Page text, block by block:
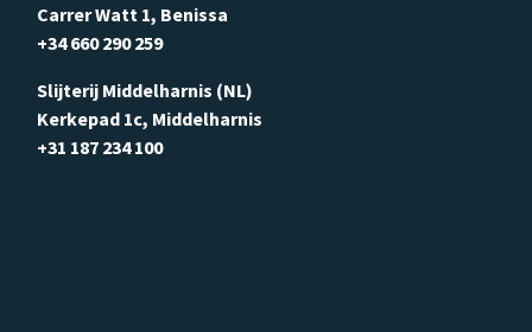
Carrer Watt 1, Benissa
+34 660 290 259
Slijterij Middelharnis (NL)
Kerkepad 1c, Middelharnis
+31 187 234 100